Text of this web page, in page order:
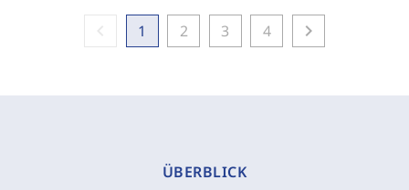
1 2 3 4 chevron_right
ÜBERBLICK